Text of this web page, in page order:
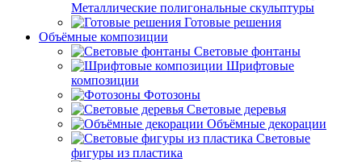
Металлические полигональные скульптуры
Готовые решения
Объёмные композиции
Световые фонтаны
Шрифтовые
композиции
Фотозоны
Световые деревья
Объёмные декорации
Световые
фигуры из пластика